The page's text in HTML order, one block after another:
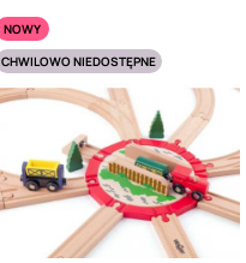
NOWY
CHWILOWO NIEDOSTĘPNE